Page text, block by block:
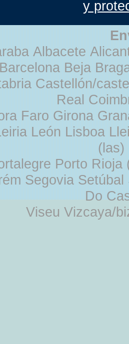
y
Albacete
Beja
Castellón/
Real
Faro Girona
León Lisboa
Porto
Segovia
Do
Viseu Vizcaya/